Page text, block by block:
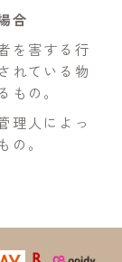
合
を害する行
れている物
もの。
理人によっ
。